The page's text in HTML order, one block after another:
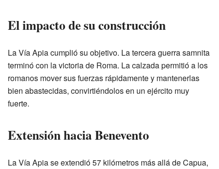
El impacto de su construcción
La Vía Apia cumplió su objetivo. La tercera guerra samnita
terminó con la victoria de Roma. La calzada permitió a los
romanos mover sus fuerzas rápidamente y mantenerlas
bien abastecidas, convirtiéndolos en un ejército muy
fuerte.
Extensión hacia Benevento
La Vía Apia se extendió 57 kilómetros más allá de Capua,